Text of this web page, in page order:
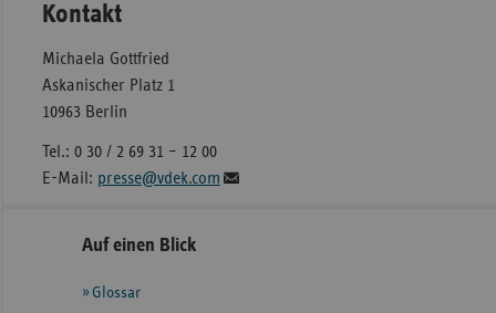
Kontakt
Michaela Gottfried
Askanischer Platz 1
10963 Berlin
Tel.: 0 30 / 2 69 31 – 12 00
E-Mail: presse@vdek.com
Seitennavigation
Seitenleiste
weiteren
Auf einen Blick
Glossar